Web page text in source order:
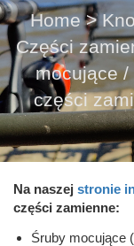
Home >
Części
mocujące /
części
Na naszej stronie
części zamienne:
Śruby mocujące